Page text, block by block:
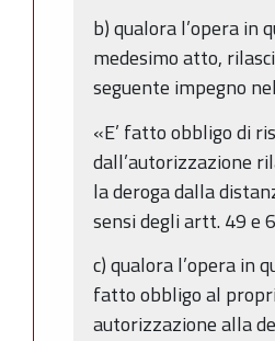
b) qualora l’opera in
medesimo atto,
seguente impegno
«E’ fatto obbligo di
dall’autorizzazione
la deroga dalla
sensi degli artt. 49 e
c) qualora l’opera in
fatto obbligo al
autorizzazione alla